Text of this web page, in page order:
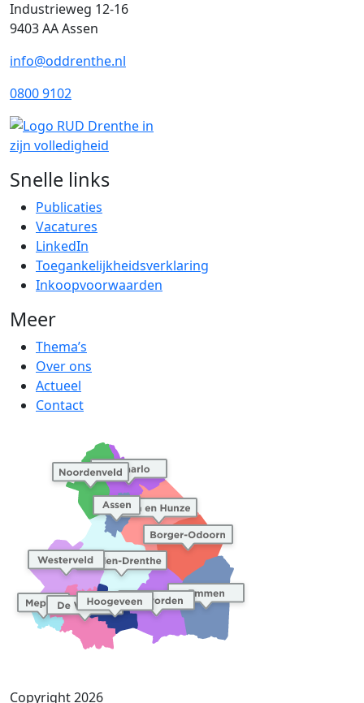
Industrieweg 12-16
9403 AA Assen
info@oddrenthe.nl
0800 9102
Snelle links
Publicaties
Vacatures
LinkedIn
Toegankelijkheidsverklaring
Inkoopvoorwaarden
Meer
Thema’s
Over ons
Actueel
Contact
Copyright 2026